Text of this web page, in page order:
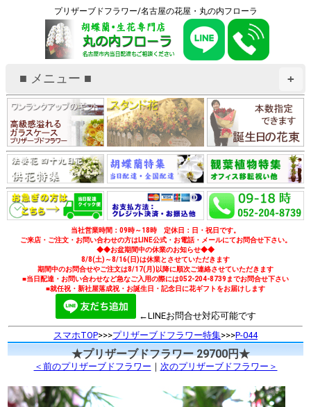
プリザーブドフラワー/名古屋の花屋・丸の内フローラ
+
■ メニュー ■
当社営業時間：09時～18時 定休日：日・祝日です。
ご来店・ご注文・お問い合わせの方はLINE公式・お電話・メールにてお問合せ下さい。
◆◆お盆期間中の休業のお知らせ◆◆
8/8(土)～8/16(日)は休業とさせていただきます
期間中のお問合せやご注文は8/17(月)以降に順次ご連絡させていただきます
■当日配達・お問い合わせなど急なご入用の際には052-204-8739までお問合せ下さい
■就任祝・新社屋落成祝・お誕生日・記念日に花ギフトをお届けします
←LINEお問合せ対応可能です
スマホTOP>>>プリザーブドフラワー特集>>>P-044
★プリザーブドフラワー 29700円★
＜前のプリザーブドフラワー ｜ 次のプリザーブドフラワー＞